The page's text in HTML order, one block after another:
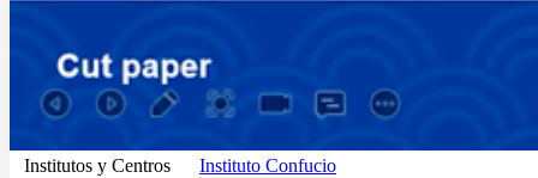
Institutos y Centros Instituto Confucio